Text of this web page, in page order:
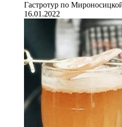
Гастротур по
16.01.2022